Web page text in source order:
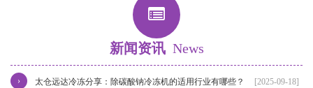
新闻资讯 News
[2025-09-18]
太仓远达冷冻分享：除碳酸钠冷冻机的适用行业有哪些？
›